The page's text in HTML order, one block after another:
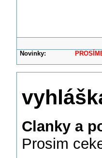
Novinky: PROSÍME
Clanky a
Prosim